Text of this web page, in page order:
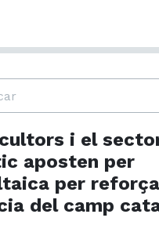
i el
aposten per
per
del camp